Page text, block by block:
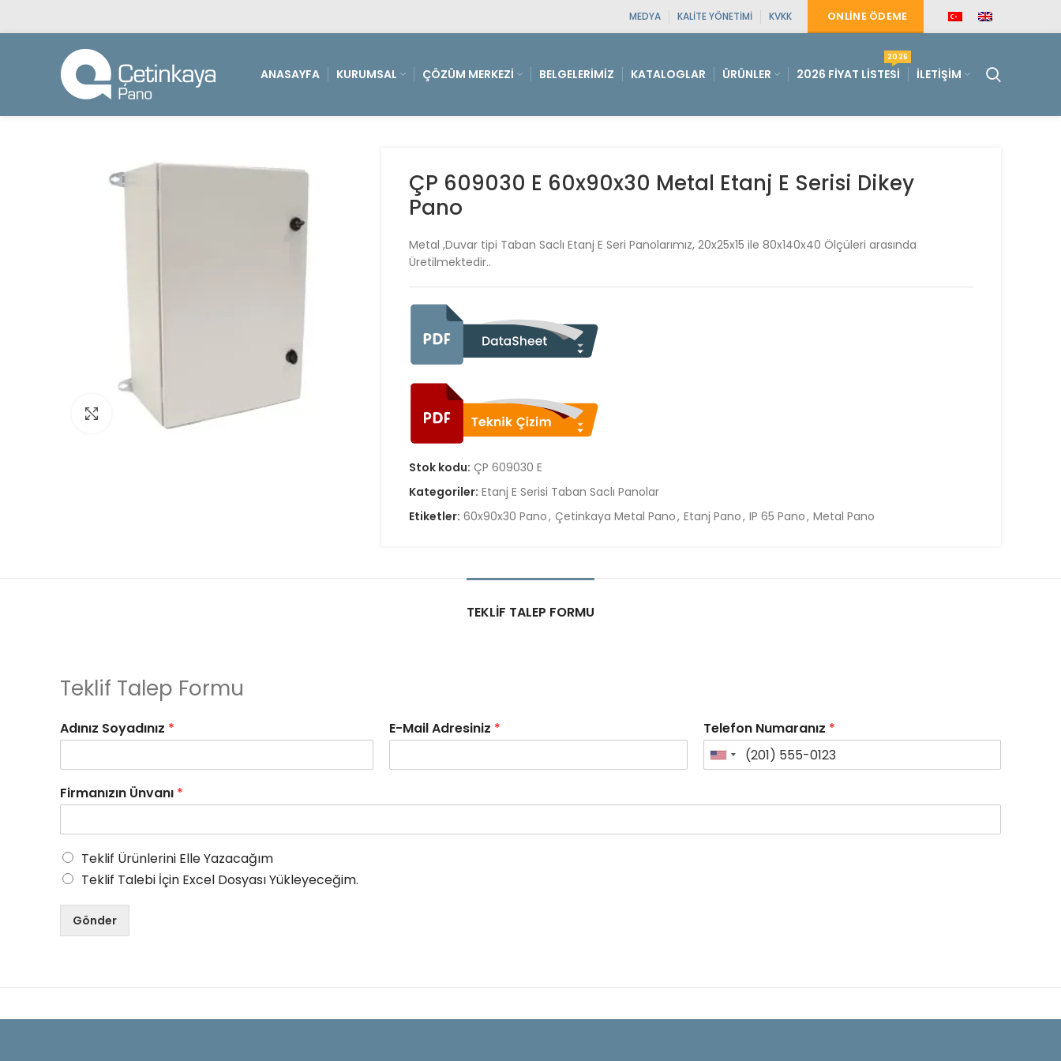
MEDYA KALITE YÖNETIMI KVKK ONLINE ÖDEME
ANASAYFA KURUMSAL ÇÖZÜM MERKEZI BELGELERIMIZ KATALOGLAR ÜRÜNLER 2026 FIYAT LISTESI
2026
İLETIŞIM
Click to enlarge
ÇP 609030 E 60x90x30 Metal Etanj E Serisi Dikey
Pano
Metal ,Duvar tipi Taban Saclı Etanj E Seri Panolarımız, 20x25x15 ile 80x140x40 Ölçüleri arasında
Üretilmektedir..
Stok kodu: ÇP 609030 E
Kategoriler: Etanj E Serisi Taban Saclı Panolar
Etiketler: 60x90x30 Pano, Çetinkaya Metal Pano, Etanj Pano, IP 65 Pano, Metal Pano
TEKLIF TALEP FORMU
Teklif Talep Formu
Adınız Soyadınız * E-Mail Adresiniz * Telefon Numaranız *
Firmanızın Ünvanı *
Teklif Ürünlerini Elle Yazacağım
Teklif Talebi İçin Excel Dosyası Yükleyeceğim.
Gönder